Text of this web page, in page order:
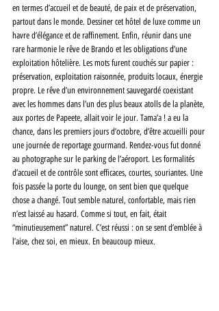
en termes d’accueil et de beauté, de paix et de préservation,
partout dans le monde. Dessiner cet hôtel de luxe comme un
havre d’élégance et de raffinement. Enfin, réunir dans une
rare harmonie le rêve de Brando et les obligations d’une
exploitation hôtelière. Les mots furent couchés sur papier :
préservation, exploitation raisonnée, produits locaux, énergie
propre. Le rêve d’un environnement sauvegardé coexistant
avec les hommes dans l’un des plus beaux atolls de la planète,
aux portes de Papeete, allait voir le jour. Tama’a ! a eu la
chance, dans les premiers jours d’octobre, d’être accueilli pour
une journée de reportage gourmand. Rendez-vous fut donné
au photographe sur le parking de l’aéroport. Les formalités
d’accueil et de contrôle sont efficaces, courtes, souriantes. Une
fois passée la porte du lounge, on sent bien que quelque
chose a changé. Tout semble naturel, confortable, mais rien
n’est laissé au hasard. Comme si tout, en fait, était
“minutieusement” naturel. C’est réussi : on se sent d’emblée à
l’aise, chez soi, en mieux. En beaucoup mieux.